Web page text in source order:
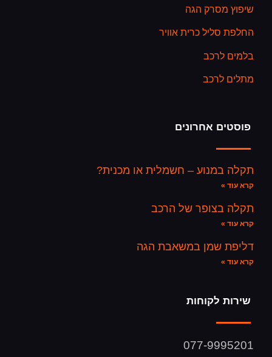
שיפוץ מסרק הגה
החלפת סליל כרית אוויר
בלמים לרכב
מתלים לרכב
פוסטים אחרונים
תקלה במנוע – חשמלית או מכנית?
קרא עוד »
תקלה בצופר של הרכב
קרא עוד »
דליפת שמן במשאבת הגה
קרא עוד »
שירות לקוחות
077-9995201